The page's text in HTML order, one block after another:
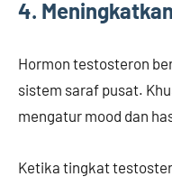
4.
Hormon testosteron
sistem saraf pusat.
mengatur mood dan
Ketika tingkat